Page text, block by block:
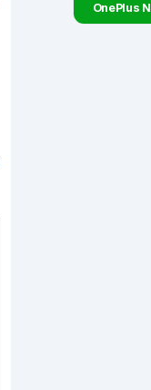
OnePlus